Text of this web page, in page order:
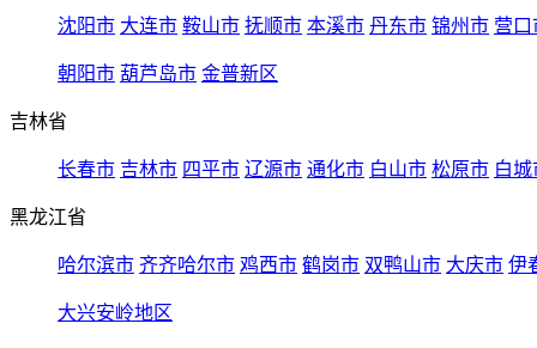
沈阳市 大连市 鞍山市 抚顺市 本溪市 丹东市 锦州市 营口
朝阳市 葫芦岛市 金普新区
吉林省
长春市 吉林市 四平市 辽源市 通化市 白山市 松原市 白城
黑龙江省
哈尔滨市 齐齐哈尔市 鸡西市 鹤岗市 双鸭山市 大庆市 伊
大兴安岭地区